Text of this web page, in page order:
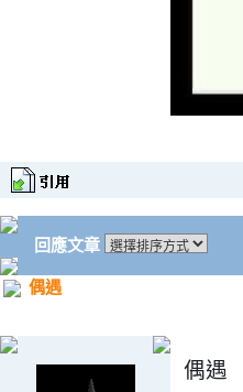
回應文章
偶遇
偶遇